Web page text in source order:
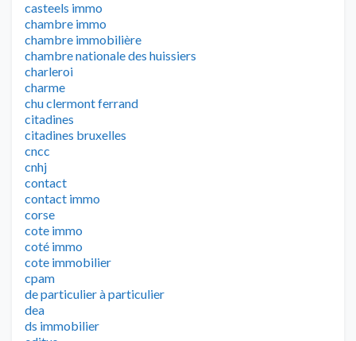
casteels immo
chambre immo
chambre immobilière
chambre nationale des huissiers
charleroi
charme
chu clermont ferrand
citadines
citadines bruxelles
cncc
cnhj
contact
contact immo
corse
cote immo
coté immo
cote immobilier
cpam
de particulier à particulier
dea
ds immobilier